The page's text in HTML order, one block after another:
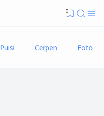
0
Puisi Cerpen Foto